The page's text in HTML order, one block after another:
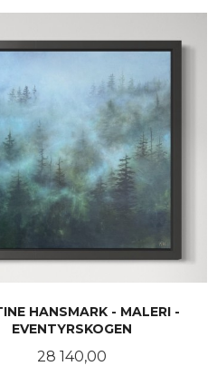
HANSMARK - MALERI -
EVENTYRSKOGEN
Pris
28 140,00